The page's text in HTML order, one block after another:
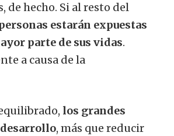
de hecho. Si al resto del
estarán expuestas
parte de sus vidas.
a causa de la
los grandes
desarrollo, más que reducir